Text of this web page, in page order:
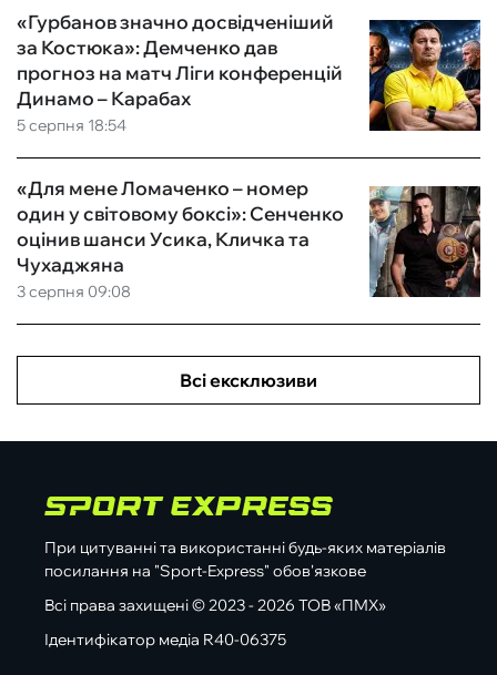
5 серпня 18:54
«Гурбанов значно досвідченіший
за Костюка»: Демченко дав
прогноз на матч Ліги конференцій
Динамо – Карабах
3 серпня 09:08
«Для мене Ломаченко – номер
один у світовому боксі»: Сенченко
оцінив шанси Усика, Кличка та
Чухаджяна
Всі ексклюзиви
При цитуванні та використанні будь-яких матеріалів
посилання на "Sport-Express" обов'язкове
Всі права захищені © 2023 - 2026 ТОВ «ПМХ»
Ідентифікатор медіа R40-06375